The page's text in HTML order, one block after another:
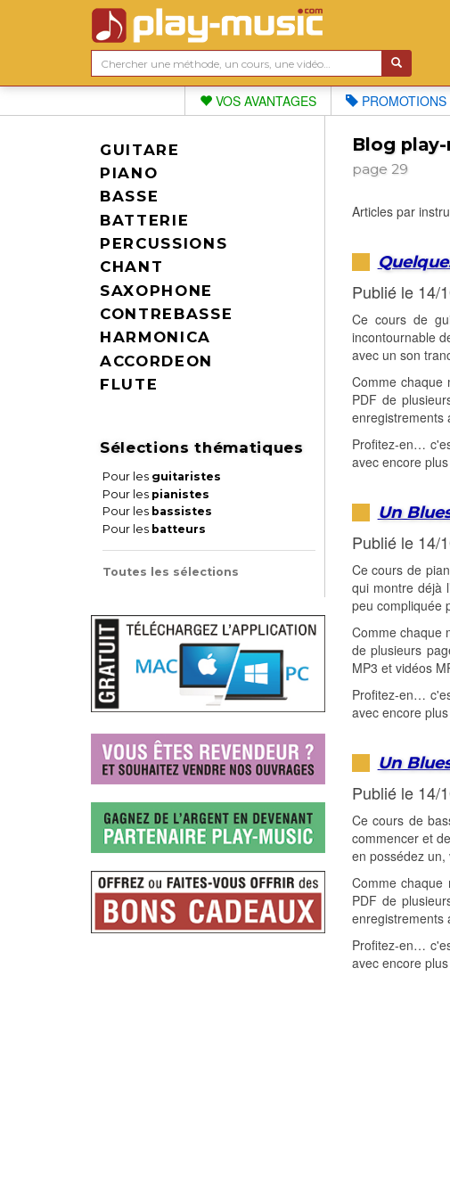
VOS AVANTAGES PROMOTIONS
GUITARE
PIANO
BASSE
BATTERIE
PERCUSSIONS
CHANT
SAXOPHONE
CONTREBASSE
HARMONICA
ACCORDEON
FLUTE
Sélections thématiques
Pour les guitaristes
Pour les pianistes
Pour les bassistes
Pour les batteurs
Toutes les sélections
Blog
page 29
Articles par
Publié le 14/
Ce cours de
incontournable
avec un son
Comme chaque
PDF de
enregistrements
Profitez-en…
avec encore
Un
Publié le 14/
Ce cours de
qui montre déjà
peu compliquée
Comme chaque
de plusieurs
MP3 et vidéos
Profitez-en…
avec encore
Un
Publié le 14/
Ce cours de
commencer et
en possédez un,
Comme
PDF de
enregistrements
Profitez-en…
avec encore